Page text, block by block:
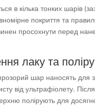
в кілька тонких шарів
покриття та
просохнути перед
лаку та
шар наносять для
від ультрафіолету.
полірують для